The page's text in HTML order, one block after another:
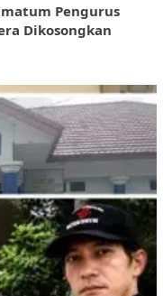
Pengurus
Dikosongkan